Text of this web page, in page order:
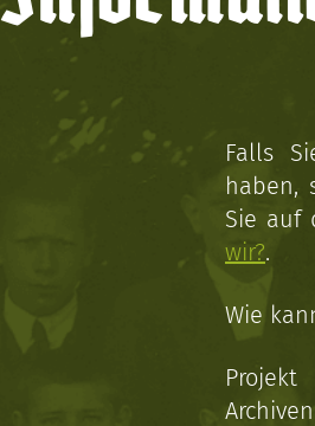
Falls
haben,
Sie auf
wir?.
Wie